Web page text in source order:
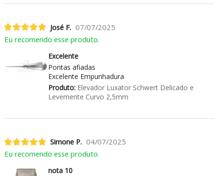
José F. 07/07/2025
Eu recomendo esse produto.
Excelente
Pontas afiadas
Excelente Empunhadura
Produto:Elevador Luxator Schwert Delicado e
Levemente Curvo 2,5mm
Simone P. 04/07/2025
Eu recomendo esse produto.
nota 10